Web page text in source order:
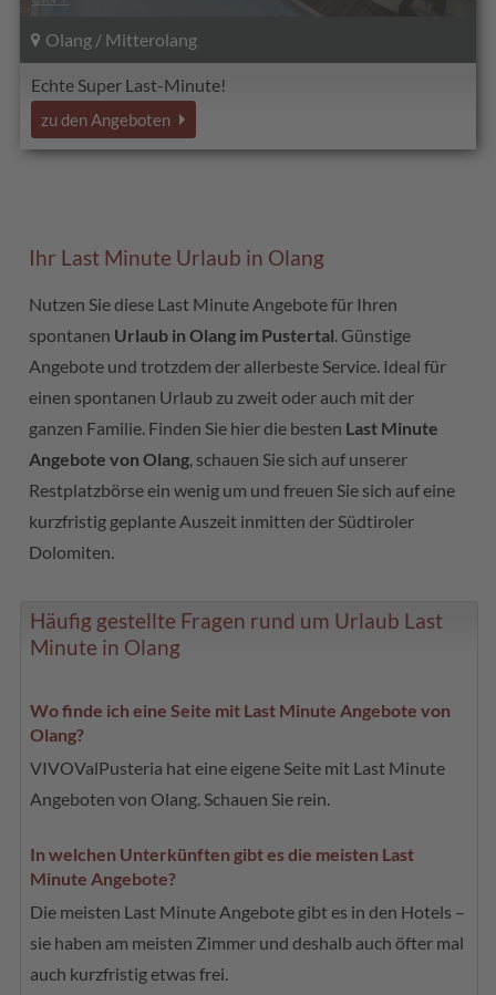
Olang / Mitterolang
Echte Super Last-Minute!
zu den Angeboten
Ihr Last Minute Urlaub in Olang
Nutzen Sie diese Last Minute Angebote für Ihren
spontanen Urlaub in Olang im Pustertal . Günstige
Angebote und trotzdem der allerbeste Service. Ideal für
einen spontanen Urlaub zu zweit oder auch mit der
ganzen Familie. Finden Sie hier die besten Last Minute
Angebote von Olang , schauen Sie sich auf unserer
Restplatzbörse ein wenig um und freuen Sie sich auf eine
kurzfristig geplante Auszeit inmitten der Südtiroler
Dolomiten.
Häufig gestellte Fragen rund um Urlaub Last
Minute in Olang
Wo finde ich eine Seite mit Last Minute Angebote von
Olang?
VIVOValPusteria hat eine eigene Seite mit Last Minute
Angeboten von Olang. Schauen Sie rein.
In welchen Unterkünften gibt es die meisten Last
Minute Angebote?
Die meisten Last Minute Angebote gibt es in den Hotels –
sie haben am meisten Zimmer und deshalb auch öfter mal
auch kurzfristig etwas frei.